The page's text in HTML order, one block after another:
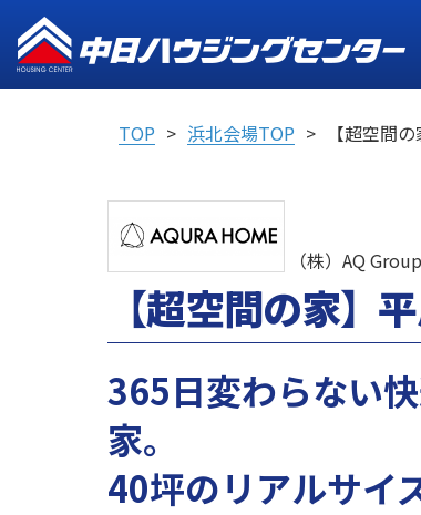
TOP 浜北会場TOP 【超空間
（株）AQ
【超空間の家】
365日変わらない
家。
40坪のリアルサイ